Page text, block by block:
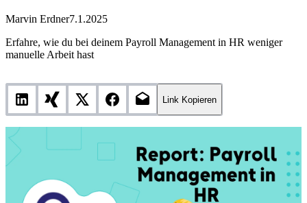
Marvin Erdner7.1.2025
Erfahre, wie du bei deinem Payroll Management in HR weniger
manuelle Arbeit hast
Link Kopieren